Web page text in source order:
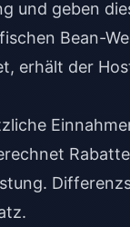
und geben
Bean-
erhält der